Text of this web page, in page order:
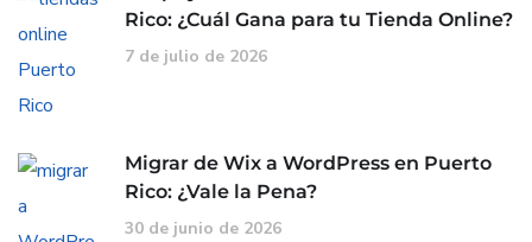
Rico: ¿Cuál Gana para tu Tienda Online?
7 de julio de 2026
Migrar de Wix a WordPress en Puerto
Rico: ¿Vale la Pena?
30 de junio de 2026